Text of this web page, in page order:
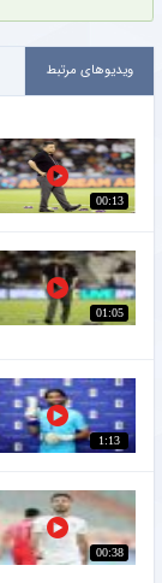
ویدیوهای مرتبط
00:13
01:05
1:13
00:38